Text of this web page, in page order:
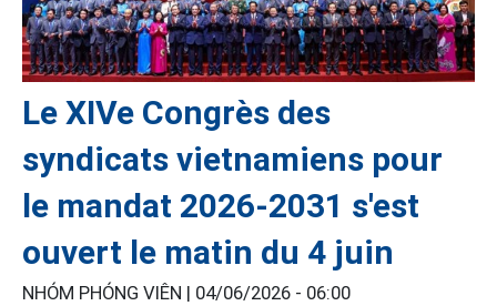
Le XIVe Congrès des
syndicats vietnamiens pour
le mandat 2026-2031 s'est
ouvert le matin du 4 juin
NHÓM PHÓNG VIÊN | 04/06/2026 - 06:00